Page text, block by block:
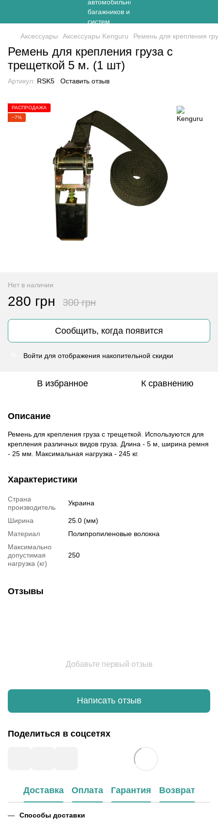
Аксессуары Аксессуары Kenguru Ремень для крепления
Ремень для крепления груза с
трещеткой 5 м. (1 шт)
Артикул: RSK5 Оставить отзыв
РАСПРОДАЖА
−7%
Нет в наличии
280 грн 300 грн
Сообщить, когда появится
Войти для отображения накопительной скидки
В избранное К сравнению
Описание
Ремень для крепления груза с трещеткой. Используются для
крепления различных видов груза. Длина - 5 м, ширина ремня
- 25 мм. Максимальная нагрузка - 245 кг.
Характеристики
Страна
производитель
Украина
Ширина
25.0 (мм)
Материал
Полипропиленовые волокна
Максимально
допустимая
нагрузка (кг)
250
Отзывы
Добавьте первый отзыв
Написать отзыв
Поделиться в соцсетях
Доставка Оплата Гарантия Возврат
Способы доставки